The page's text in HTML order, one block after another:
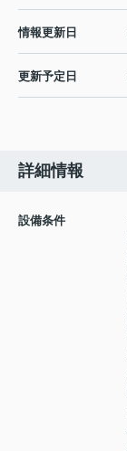
情報更新日
更新予定日
詳細情報
設備条件